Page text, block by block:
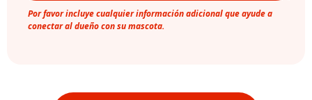
Por favor incluye cualquier información adicional que ayude a
conectar al dueño con su mascota.